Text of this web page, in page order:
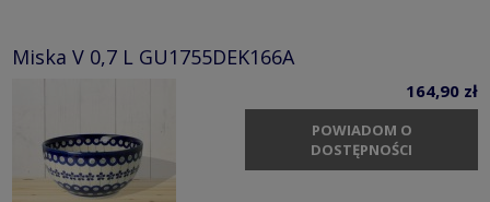
Miska V 0,7 L GU1755DEK166A
164,90 zł
POWIADOM O
DOSTĘPNOŚCI